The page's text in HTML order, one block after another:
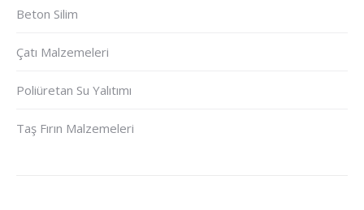
Beton Silim
Çatı Malzemeleri
Poliüretan Su Yalıtımı
Taş Fırın Malzemeleri